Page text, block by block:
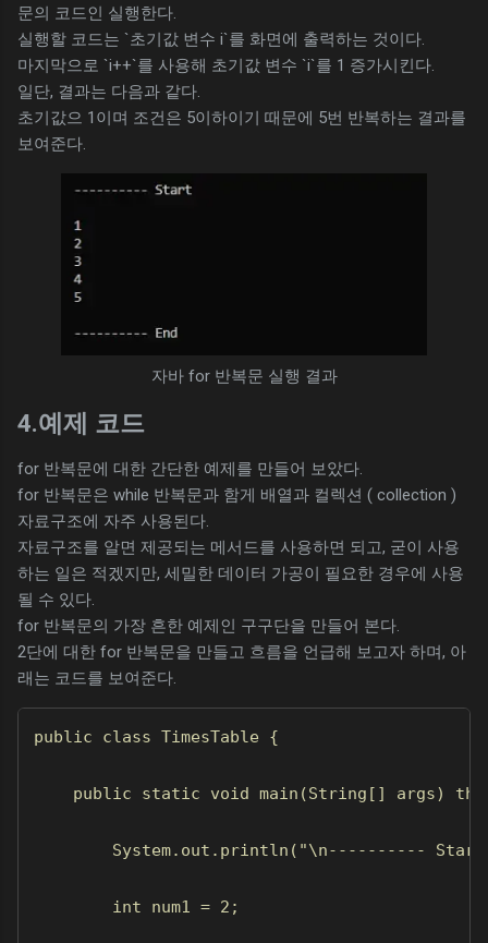
문의 코드인 실행한다.
실행할 코드는 `초기값 변수 i`를 화면에 출력하는 것이다.
마지막으로 `i++`를 사용해 초기값 변수 `i`를 1 증가시킨다.
일단, 결과는 다음과 같다.
초기값으 1이며 조건은 5이하이기 때문에 5번 반복하는 결과를
보여준다.
자바 for 반복문 실행 결과
4.예제 코드
for 반복문에 대한 간단한 예제를 만들어 보았다.
for 반복문은 while 반복문과 함게 배열과 컬렉션 ( collection )
자료구조에 자주 사용된다.
자료구조를 알면 제공되는 메서드를 사용하면 되고, 굳이 사용
하는 일은 적겠지만, 세밀한 데이터 가공이 필요한 경우에 사용
될 수 있다.
for 반복문의 가장 흔한 예제인 구구단을 만들어 본다.
2단에 대한 for 반복문을 만들고 흐름을 언급해 보고자 하며, 아
래는 코드를 보여준다.
public class TimesTable {
public static void main(String[] args)
System.out.println("\n----------
        int num1 = 2;